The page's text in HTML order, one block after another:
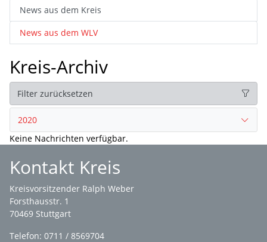
News aus dem Kreis
News aus dem WLV
Kreis-Archiv
Filter zurücksetzen
2020
Keine Nachrichten verfügbar.
Kontakt Kreis
Kreisvorsitzender Ralph Weber
Forsthausstr. 1
70469 Stuttgart
Telefon: 0711 / 8569704